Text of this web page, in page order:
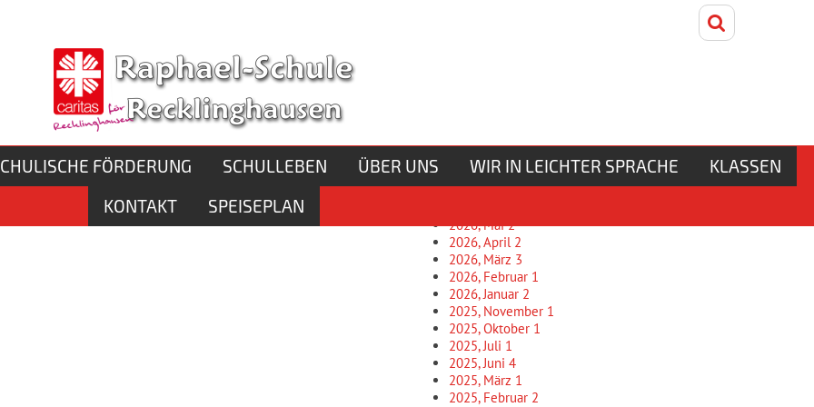
FÖRDERUNG SCHULLEBEN ÜBER UNS WIR IN LEICHTER SPRACHE
KLASSEN
KONTAKT
SPEISEPLAN
Freitag, 7. August 2026
Schule
Unser Archiv
2026, Mai2
2026, April 2
2026, März 3
2026, Februar 1
2026, Januar 2
2025, November 1
2025, Oktober 1
2025, Juli 1
2025, Juni 4
2025, März 1
2025, Februar 2